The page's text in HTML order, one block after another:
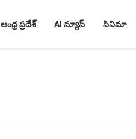
ఆంధ్ర ప్రదేశ్ AI న్యూస్ సినిమా